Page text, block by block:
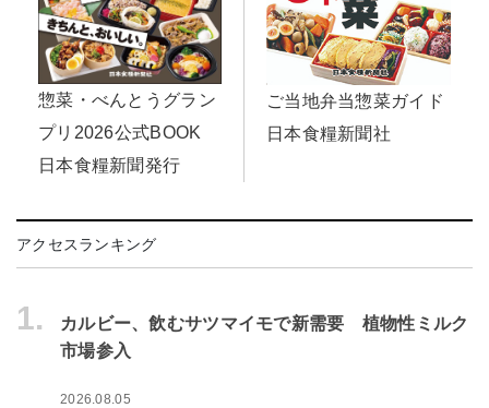
惣菜・べんとうグラン
プリ2026公式BOOK
日本食糧新聞発行
ご当地弁当惣菜ガイド
日本食糧新聞社
アクセスランキング
1.
カルビー、飲むサツマイモで新需要 植物性ミルク
市場参入
2026.08.05